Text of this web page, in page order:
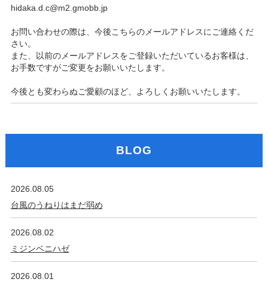
hidaka.d.c@m2.gmobb.jp
お問い合わせの際は、今後こちらのメールアドレスにご連絡くだ
さい。
また、以前のメールアドレスをご登録いただいているお客様は、
お手数ですがご変更をお願いいたします。
今後とも変わらぬご愛顧のほど、よろしくお願いいたします。
BLOG
2026.08.05
台風のうねりはまだ弱め
2026.08.02
ミジンベニハゼ
2026.08.01